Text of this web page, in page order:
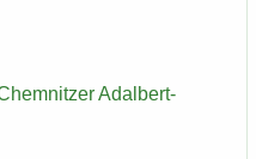
Adalbert-​